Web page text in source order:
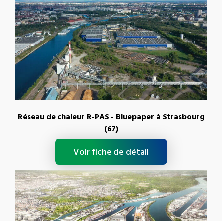
Réseau de chaleur R-PAS - Bluepaper à Strasbourg
(67)
Voir fiche de détail